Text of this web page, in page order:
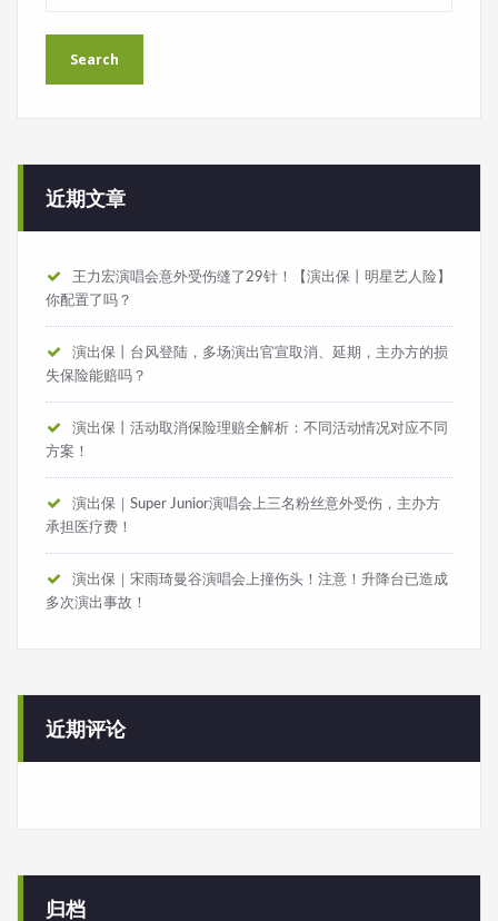
近期文章
王力宏演唱会意外受伤缝了29针！【演出保丨明星艺人险】
你配置了吗？
演出保丨台风登陆，多场演出官宣取消、延期，主办方的损
失保险能赔吗？
演出保丨活动取消保险理赔全解析：不同活动情况对应不同
方案！
演出保｜Super Junior演唱会上三名粉丝意外受伤，主办方
承担医疗费！
演出保｜宋雨琦曼谷演唱会上撞伤头！注意！升降台已造成
多次演出事故！
近期评论
归档